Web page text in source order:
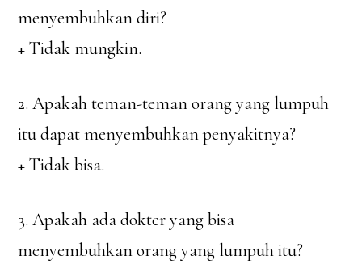
menyembuhkan diri?
+ Tidak mungkin.
2. Apakah teman-teman orang yang lumpuh
itu dapat menyembuhkan penyakitnya?
+ Tidak bisa.
3. Apakah ada dokter yang bisa
menyembuhkan orang yang lumpuh itu?